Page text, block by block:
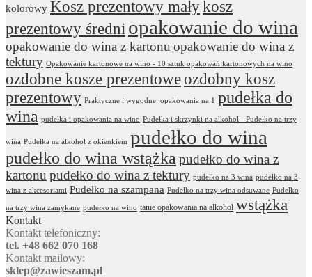
kolorowy Kosz prezentowy małykosz
prezentowy średni opakowanie do wina
opakowanie do wina z kartonu opakowanie do wina z
tektury Opakowanie kartonowe na wino - 10 sztuk opakowań kartonowych na wino
ozdobne kosze prezentoweozdobny kosz
prezentowy Praktyczne i wygodne: opakowania na 1
pudełka do
wina pudełka i opakowania na wino Pudełka i skrzynki na alkohol - Pudełko na trzy
wina Pudełka na alkohol z okienkiem pudełko do wina
pudełko do wina wstążka pudełko do wina z
kartonu pudełko do wina z tektury pudełko na 3 wina pudełko na 3
wina z akcesoriami Pudełko na szampana Pudełko na trzy wina odsuwane Pudełko
na trzy wina zamykane pudełko na wino tanie opakowania na alkohol wstążka
Kontakt
Kontakt telefoniczny:
tel. +48 662 070 168
Kontakt mailowy:
sklep@zawieszam.pl